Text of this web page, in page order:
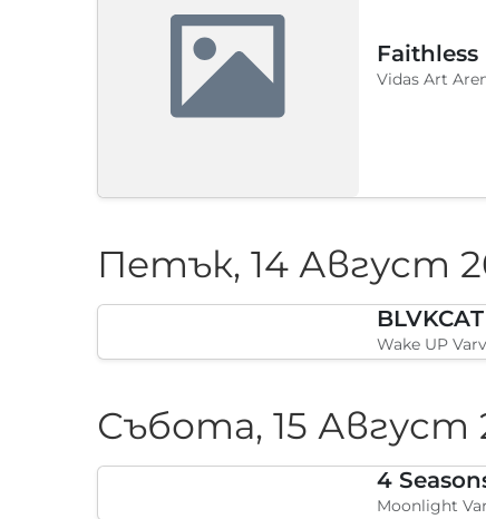
Faithless
Vidas Art
Петък, 14 Август
Wake UP
Събота, 15 Август
4
Moonlight